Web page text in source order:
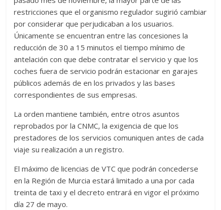
restricciones que el organismo regulador sugirió cambiar
por considerar que perjudicaban a los usuarios.
Únicamente se encuentran entre las concesiones la
reducción de 30 a 15 minutos el tiempo mínimo de
antelación con que debe contratar el servicio y que los
coches fuera de servicio podrán estacionar en garajes
públicos además de en los privados y las bases
correspondientes de sus empresas.
La orden mantiene también, entre otros asuntos
reprobados por la CNMC, la exigencia de que los
prestadores de los servicios comuniquen antes de cada
viaje su realización a un registro.
El máximo de licencias de VTC que podrán concederse
en la Región de Murcia estará limitado a una por cada
treinta de taxi y el decreto entrará en vigor el próximo
día 27 de mayo.